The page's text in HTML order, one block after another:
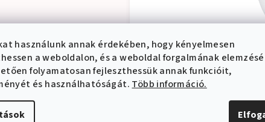
használunk annak érdekében, hogy kényelmesen
a weboldalon, és a weboldal forgalmának
folyamatosan fejleszthessük annak funkcióit,
és használhatóságát. Több információ.